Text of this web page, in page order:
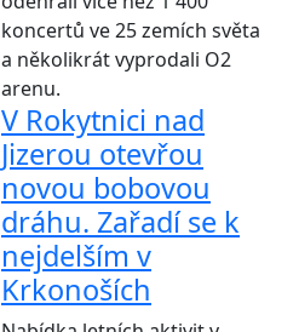
koncertů ve 25 zemích světa
a několikrát vyprodali O2
arenu.
V Rokytnici nad
Jizerou otevřou
novou bobovou
dráhu. Zařadí se k
nejdelším v
Krkonoších